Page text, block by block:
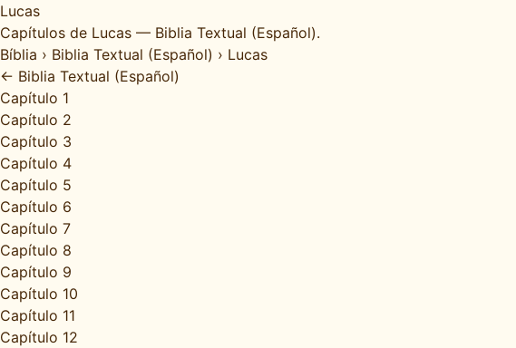
Lucas
Capítulos de Lucas — Biblia Textual (Español).
Bíblia › Biblia Textual (Español) › Lucas
← Biblia Textual (Español)
Capítulo 1
Capítulo 2
Capítulo 3
Capítulo 4
Capítulo 5
Capítulo 6
Capítulo 7
Capítulo 8
Capítulo 9
Capítulo 10
Capítulo 11
Capítulo 12